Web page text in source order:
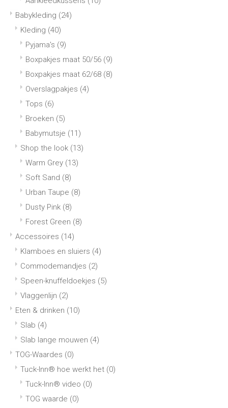
Babykleding (24)
Kleding (40)
Pyjama's (9)
Boxpakjes maat 50/56 (9)
Boxpakjes maat 62/68 (8)
Overslagpakjes (4)
Tops (6)
Broeken (5)
Babymutsje (11)
Shop the look (13)
Warm Grey (13)
Soft Sand (8)
Urban Taupe (8)
Dusty Pink (8)
Forest Green (8)
Accessoires (14)
Klamboes en sluiers (4)
Commodemandjes (2)
Speen-knuffeldoekjes (5)
Vlaggenlijn (2)
Eten & drinken (10)
Slab (4)
Slab lange mouwen (4)
TOG-Waardes (0)
Tuck-Inn® hoe werkt het (0)
Tuck-Inn® video (0)
TOG waarde (0)